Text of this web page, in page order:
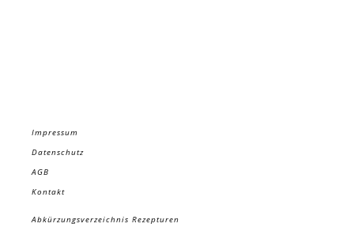
Impressum
Datenschutz
AGB
Kontakt
Abkürzungsverzeichnis Rezepturen